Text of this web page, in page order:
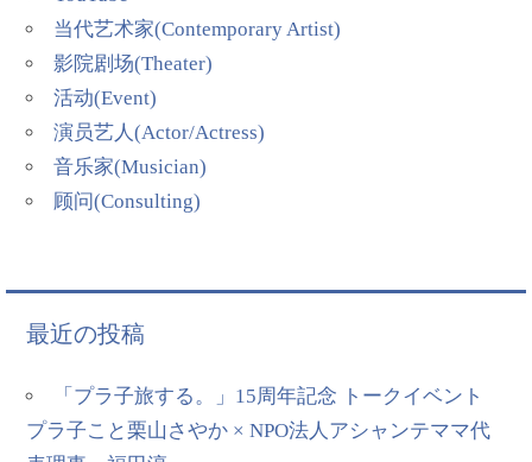
当代艺术家(Contemporary Artist)
影院剧场(Theater)
活动(Event)
演员艺人(Actor/Actress)
音乐家(Musician)
顾问(Consulting)
最近の投稿
「プラ子旅する。」15周年記念 トークイベント
プラ子こと栗山さやか × NPO法人アシャンテママ代